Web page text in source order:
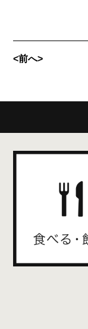
<前へ>